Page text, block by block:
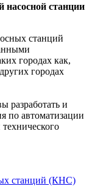
насосной станции
станций
городах как,
городах
и
по автоматизации
станций (КНС)